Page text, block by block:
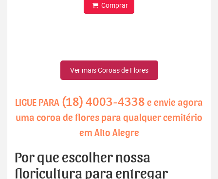
Comprar
Ver mais Coroas de Flores
LIGUE PARA (18) 4003-4338 e envie agora
uma coroa de flores para qualquer cemitério
em Alto Alegre
Por que escolher nossa
floricultura para entregar